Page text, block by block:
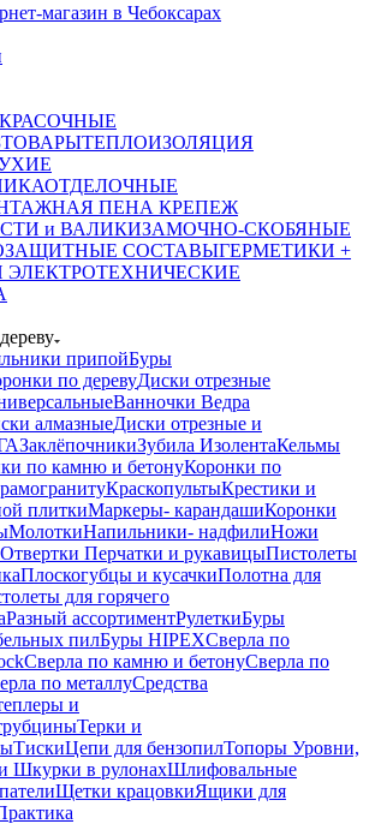
магазин в Чебоксарах
ТЕПЛОИЗОЛЯЦИЯ
ОТДЕЛОЧНЫЕ
ПЕНА КРЕПЕЖ
и ВАЛИКИЗАМОЧНО-СКОБЯНЫЕ
СОСТАВЫГЕРМЕТИКИ +
ЭЛЕКТРОТЕХНИЧЕСКИЕ
припойБуры
по деревуДиски отрезные
Ванночки Ведра
алмазныеДиски отрезные и
ЗаклёпочникиЗубила ИзолентаКельмы
по камню и бетонуКоронки по
КраскопультыКрестики и
плиткиМаркеры- карандашиКоронки
МолоткиНапильники- надфилиНожи
Отвертки Перчатки и рукавицыПистолеты
Плоскогубцы и кусачкиПолотна для
для горячего
Разный ассортиментРулеткиБуры
пилБуры HIPEXСверла по
Сверла по камню и бетонуСверла по
по металлуСредства
и
Терки и
ТискиЦепи для бензопилТопоры Уровни,
Шкурки в рулонахШлифовальные
Щетки крацовкиЯщики для